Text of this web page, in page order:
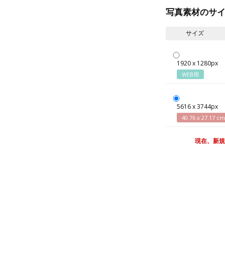
写真素材のサ
サイズ
1920 x 1280px
WEB用
5616 x 3744px
40.76 x 27.17
現在、新